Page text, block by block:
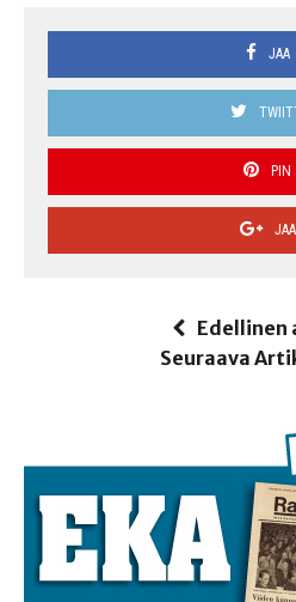
JAA
PIN
JAA
Seuraava